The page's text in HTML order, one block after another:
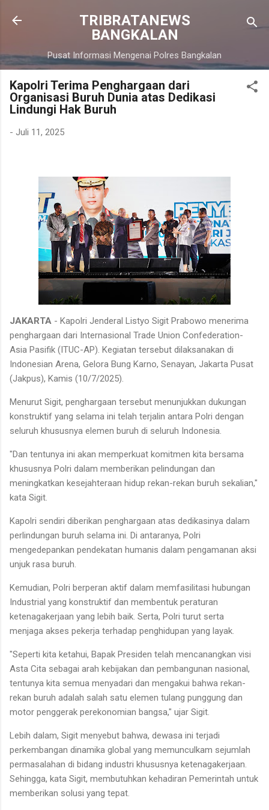
Langsung ke konten utama
TRIBRATANEWS
BANGKALAN
Pusat Informasi Mengenai Polres Bangkalan
Kapolri Terima Penghargaan dari
Organisasi Buruh Dunia atas Dedikasi
Lindungi Hak Buruh
- Juli 11, 2025
JAKARTA - Kapolri Jenderal Listyo Sigit Prabowo menerima
penghargaan dari Internasional Trade Union Confederation-
Asia Pasifik (ITUC-AP). Kegiatan tersebut dilaksanakan di
Indonesian Arena, Gelora Bung Karno, Senayan, Jakarta Pusat
(Jakpus), Kamis (10/7/2025).
Menurut Sigit, penghargaan tersebut menunjukkan dukungan
konstruktif yang selama ini telah terjalin antara Polri dengan
seluruh khususnya elemen buruh di seluruh Indonesia.
"Dan tentunya ini akan memperkuat komitmen kita bersama
khususnya Polri dalam memberikan pelindungan dan
meningkatkan kesejahteraan hidup rekan-rekan buruh sekalian,"
kata Sigit.
Kapolri sendiri diberikan penghargaan atas dedikasinya dalam
perlindungan buruh selama ini. Di antaranya, Polri
mengedepankan pendekatan humanis dalam pengamanan aksi
unjuk rasa buruh.
Kemudian, Polri berperan aktif dalam memfasilitasi hubungan
Industrial yang konstruktif dan membentuk peraturan
ketenagakerjaan yang lebih baik. Serta, Polri turut serta
menjaga akses pekerja terhadap penghidupan yang layak.
"Seperti kita ketahui, Bapak Presiden telah mencanangkan visi
Asta Cita sebagai arah kebijakan dan pembangunan nasional,
tentunya kita semua menyadari dan mengakui bahwa rekan-
rekan buruh adalah salah satu elemen tulang punggung dan
motor penggerak perekonomian bangsa," ujar Sigit.
Lebih dalam, Sigit menyebut bahwa, dewasa ini terjadi
perkembangan dinamika global yang memunculkam sejumlah
permasalahan di bidang industri khususnya ketenagakerjaan.
Sehingga, kata Sigit, membutuhkan kehadiran Pemerintah untuk
memberikan solusi yang tepat.